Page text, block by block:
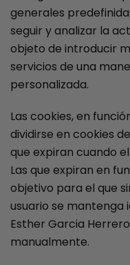
generales
seguir y analizar la
objeto de introducir
servicios de una
personalizada.
Las cookies, en
dividirse en cookies
que expiran cuando
Las que expiran en
objetivo para el que
usuario se mantenga
Esther Garcia
manualmente.